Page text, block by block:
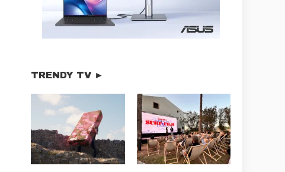
TRENDY TV ►